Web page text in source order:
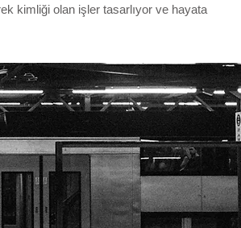
kimliği olan işler tasarlıyor ve hayata